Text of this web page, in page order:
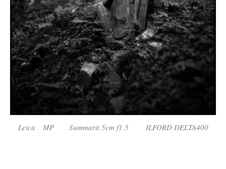
Leica MP Summarit 5cm f1.5 ILFORD DELTA400